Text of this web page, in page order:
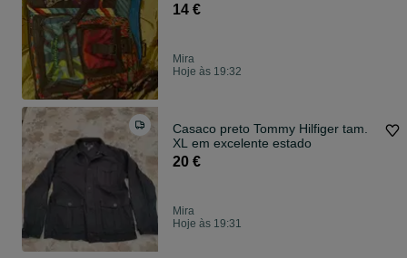
14 €
Mira
Hoje às 19:32
Casaco preto Tommy Hilfiger tam.
XL em excelente estado
20 €
Mira
Hoje às 19:31